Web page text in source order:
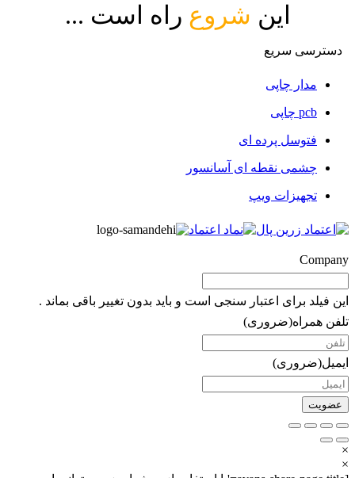
این شروع راه است ...
دسترسی سریع
مدار چاپی
pcb چاپی
فتوسل پرده ای
چشمی نقطه ای آسانسور
تجهیزات ویپ
Company
این فیلد برای اعتبار سنجی است و باید بدون تغییر باقی بماند .
تلفن همراه(ضروری)
ایمیل(ضروری)
×
×